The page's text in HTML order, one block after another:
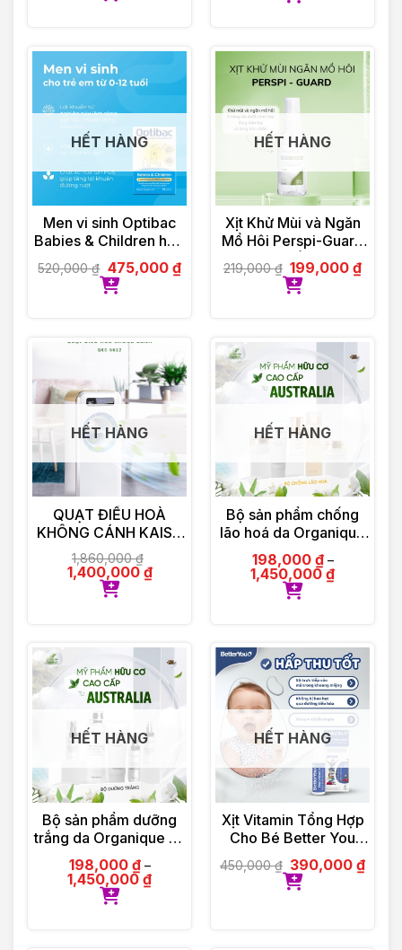
HẾT HÀNG
Men vi sinh Optibac
Babies & Children hộp
30 gói
520,000₫ 475,000 ₫
HẾT HÀNG
Xịt Khử Mùi và Ngăn
Mồ Hôi Perspi-Guard
Hiệu Quả Tối Ưu 30ml
219,000₫ 199,000₫
HẾT HÀNG
QUẠT ĐIỀU HOÀ
KHÔNG CÁNH KAISA
VILLA KV-QKC6622
1,860,000₫
1,400,000₫
HẾT HÀNG
Bộ sản phẩm chống
lão hoá da Organique
by Olinda Spring hữu
cơ cao cấp Úc
198,000 ₫–
1,450,000₫
HẾT HÀNG
Bộ sản phẩm dưỡng
trắng da Organique by
Olinda Spring hữu cơ
cao cấp Úc
198,000 ₫–
1,450,000₫
HẾT HÀNG
Xịt Vitamin Tổng Hợp
Cho Bé Better You
Multivitamin 25ml
450,000₫ 390,000₫